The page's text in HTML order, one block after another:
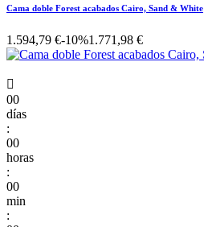
Cama doble Forest acabados Cairo, Sand & White
1.594,79 €-10%1.771,98 €

00
días
:
00
horas
:
00
min
: